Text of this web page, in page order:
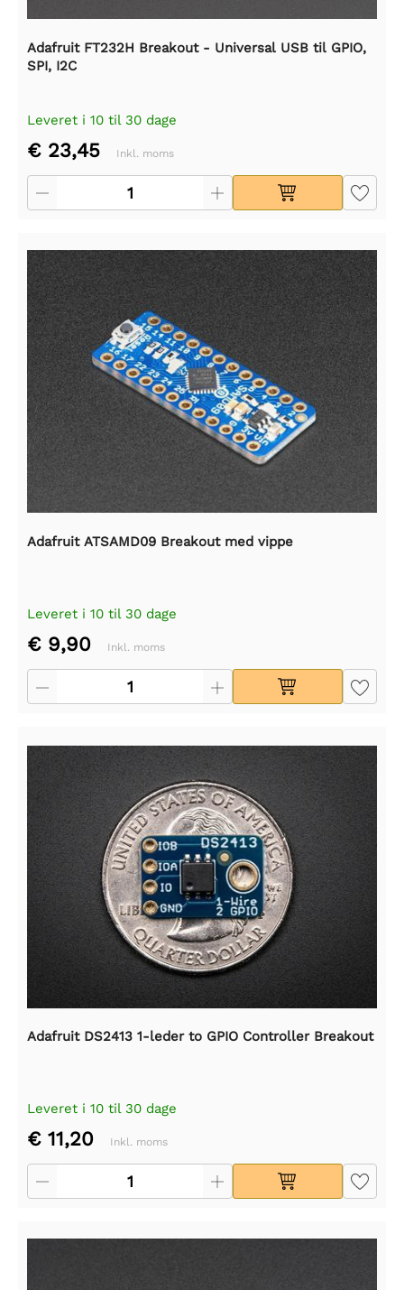
Adafruit FT232H Breakout - Universal USB til GPIO,
SPI, I2C
Leveret i 10 til 30 dage
€ 23,45 Inkl. moms
Adafruit ATSAMD09 Breakout med vippe
Leveret i 10 til 30 dage
€ 9,90 Inkl. moms
Adafruit DS2413 1-leder to GPIO Controller Breakout
Leveret i 10 til 30 dage
€ 11,20 Inkl. moms